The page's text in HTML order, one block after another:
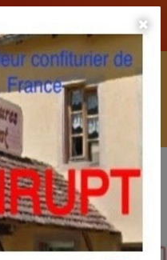
Play Store
l'app LaCarte pour suivre vos
rater !